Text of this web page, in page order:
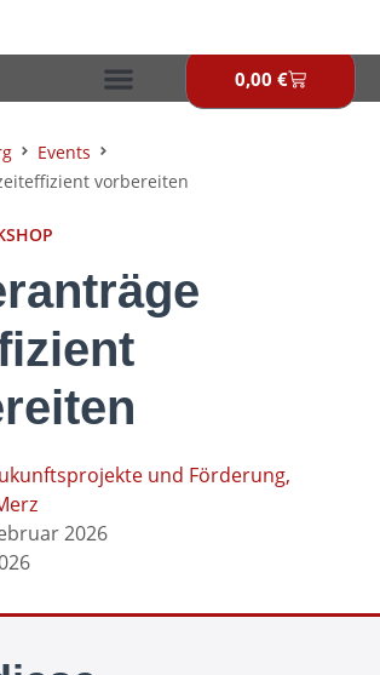
0,00 €
Events
vorbereiten
und Förderung,
2026